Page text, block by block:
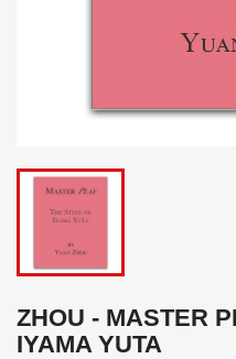
ZHOU - MASTER
IYAMA YUTA